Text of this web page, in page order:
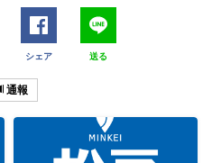
シェア 送る
通報